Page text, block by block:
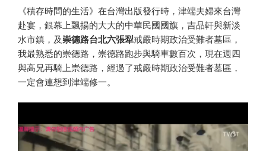
《積存時間的生活》在台灣出版發行時，津端夫婦來台灣
赴宴，銀幕上飄揚的大大的中華民國國旗，吉品軒與新淡
水市鎮，及崇德路台北六張犁戒嚴時期政治受難者墓區，
我最熟悉的崇德路，崇德路跑步與騎車數百次，現在週四
與高兄再騎上崇德路，經過了戒嚴時期政治受難者墓區，
一定會連想到津端修一。